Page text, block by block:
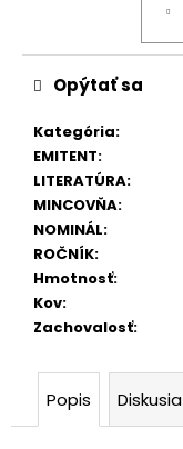
Kategória:
EMITENT:
LITERATÚRA:
MINCOVŇA:
NOMINÁL:
ROČNÍK:
Hmotnosť:
Kov:
Zachovalosť:
Opýtať sa
Popis Diskusia
č
a
m
e
JOZEF
GRAJCIAR
1769
EVM-
€400